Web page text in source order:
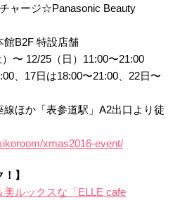
ャージ☆Panasonic Beauty
館B2F 特設店舗
〜 12/25（日）11:00〜21:00
、17日は18:00〜21:00、22日〜
ほか「表参道駅」A2出口より徒
xmas2016-event/
】
美ルックスな「ELLE cafe